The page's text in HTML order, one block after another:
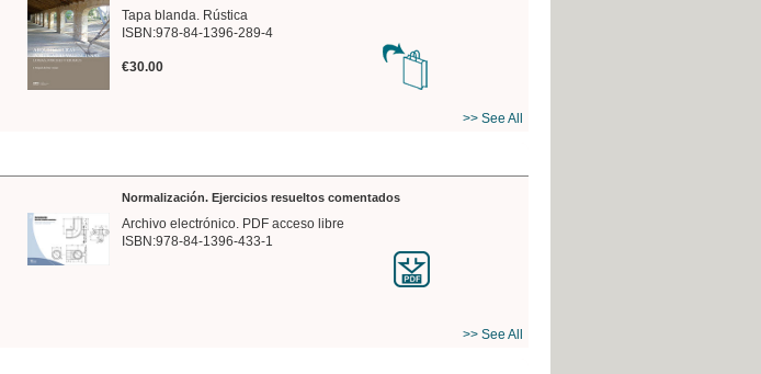
Tapa blanda. Rústica
ISBN:978-84-1396-289-4
€30.00
>> See All
Normalización. Ejercicios resueltos comentados
Archivo electrónico. PDF acceso libre
ISBN:978-84-1396-433-1
>> See All